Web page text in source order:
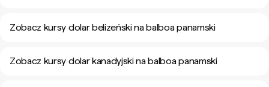
Zobacz kursy dolar belizeński na balboa panamski
Zobacz kursy dolar kanadyjski na balboa panamski